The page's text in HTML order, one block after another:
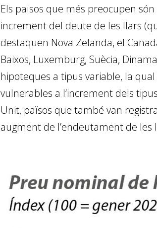
Els països que més preocupen
increment del deute de les llars
destaquen Nova Zelanda, el
Baixos, Luxemburg, Suècia,
hipoteques a tipus variable, la
vulnerables a l’increment dels
Unit, països que també van
augment de l’endeutament de les